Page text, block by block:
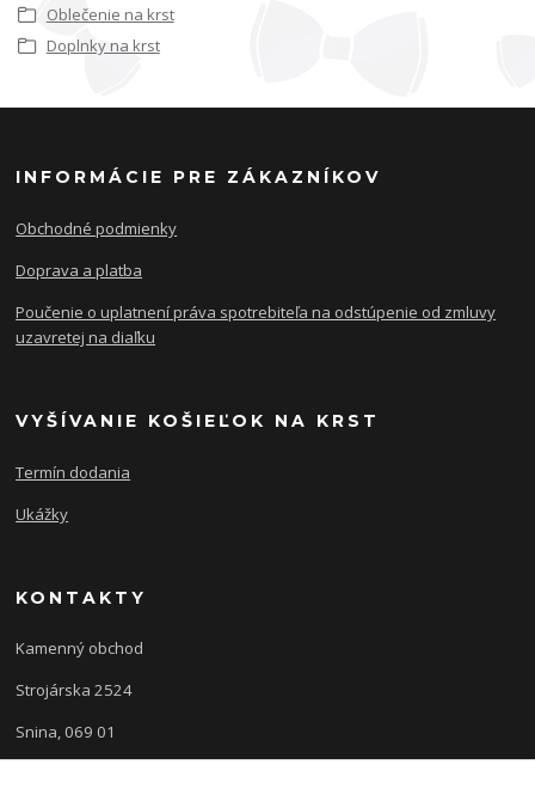
Oblečenie na krst
Doplnky na krst
INFORMÁCIE PRE ZÁKAZNÍKOV
Obchodné podmienky
Doprava a platba
Poučenie o uplatnení práva spotrebiteľa na odstúpenie od zmluvy
uzavretej na diaľku
VYŠÍVANIE KOŠIEĽOK NA KRST
Termín dodania
Ukážky
KONTAKTY
Kamenný obchod
Strojárska 2524
Snina, 069 01